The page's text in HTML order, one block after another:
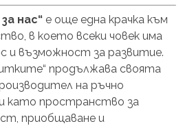
нас“ е още една крачка към
в което всеки човек има
и възможност за развитие.
продължава своята
на ръчно
и като пространство за
приобщаване и